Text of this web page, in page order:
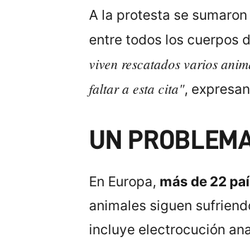
A la protesta se
entre todos los cuerpos
viven rescatados varios
faltar a esta cita",
UN
En Europa, más de 22
animales siguen
incluye electrocución